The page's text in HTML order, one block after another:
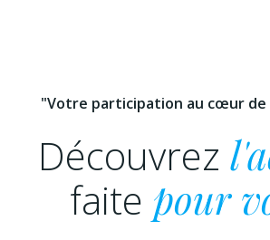
"Votre participation au cœur
Découvrez
faite pour